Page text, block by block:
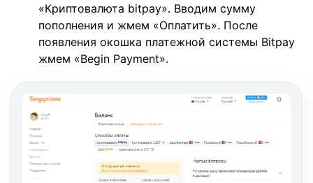
«Криптовалюта bitpay». Вводим сумму
пополнения и жмем «Оплатить». После
появления окошка платежной системы Bitpay
жмем «Begin Payment».